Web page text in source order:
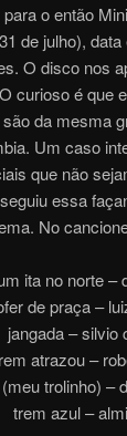
o então
de julho),
O disco nos
curioso é que
da mesma
Um caso
que não
essa
No
ita no norte –
de praça –
jangada – silvio
atrazou –
trolinho) –
trem azul –